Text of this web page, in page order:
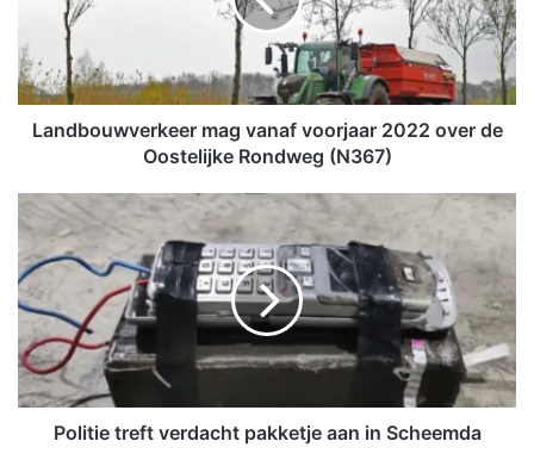
u
w
v
e
r
m
a
v
a
n
Landbouwverkeer mag vanaf voorjaar 2022 over de
Oostelijke Rondweg (N367)
o
l
i
t
e
t
r
Politie treft verdacht pakketje aan in Scheemda